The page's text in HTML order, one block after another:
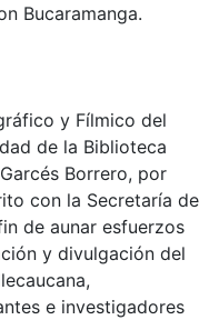
Bucaramanga.
y Fílmico del
de la Biblioteca
Borrero, por
con la Secretaría de
de aunar esfuerzos
y divulgación del
e investigadores